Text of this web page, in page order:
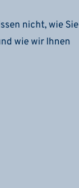
nicht, wie Sie
wie wir Ihnen